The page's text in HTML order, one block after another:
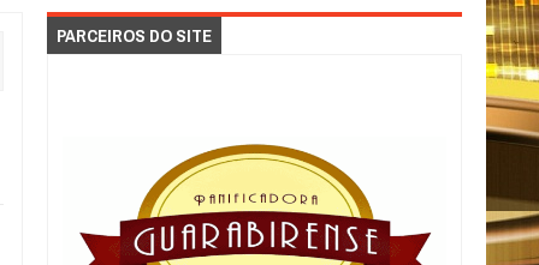
PARCEIROS DO SITE